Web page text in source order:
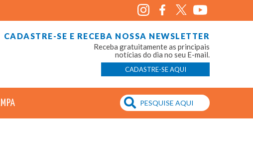
CADASTRE-SE E RECEBA NOSSA NEWSLETTER
Receba gratuitamente as principais
notícias do dia no seu E-mail.
CADASTRE-SE AQUI